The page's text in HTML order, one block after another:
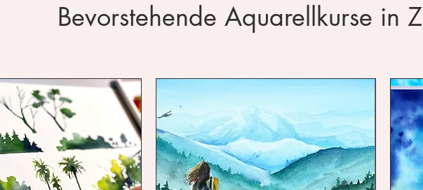
Bevorstehende Aquarellkurse in